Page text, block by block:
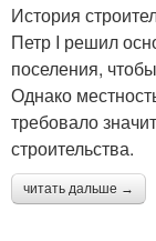
История
Петр I решил
поселения,
Однако
требовало
строительства.
читать дальше →